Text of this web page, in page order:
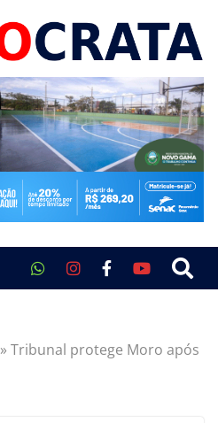
»Tribunal protege Moro após